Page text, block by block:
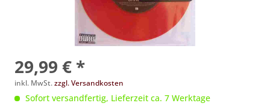
29,99 € *
inkl. MwSt.zzgl. Versandkosten
Sofort versandfertig, Lieferzeit ca. 7 Werktage